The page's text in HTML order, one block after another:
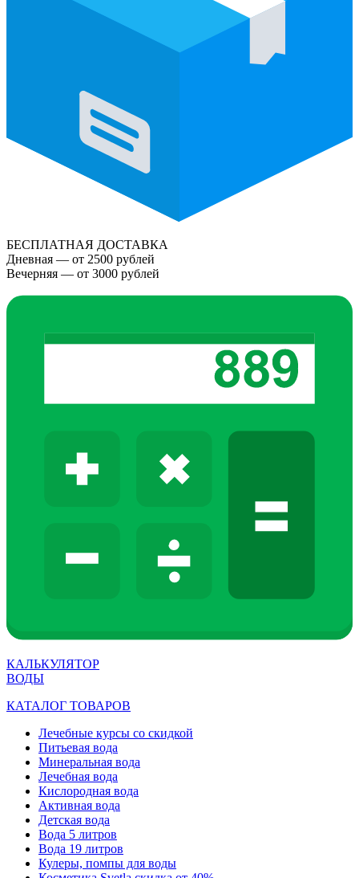
БЕСПЛАТНАЯ ДОСТАВКА
Дневная — от 2500 рублей
Вечерняя — от 3000 рублей
КАЛЬКУЛЯТОР
ВОДЫ
КАТАЛОГ ТОВАРОВ
Лечебные курсы со скидкой
Питьевая вода
Минеральная вода
Лечебная вода
Кислородная вода
Активная вода
Детская вода
Вода 5 литров
Вода 19 литров
Кулеры, помпы для воды